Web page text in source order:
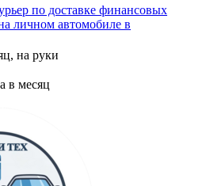
по доставке финансовых
личном автомобиле в
на руки
в месяц